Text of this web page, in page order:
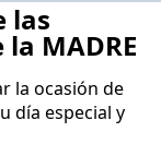
las
la MADRE
la ocasión de
día especial y